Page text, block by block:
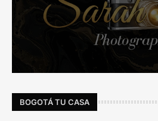
BOGOTÁ TU CASA